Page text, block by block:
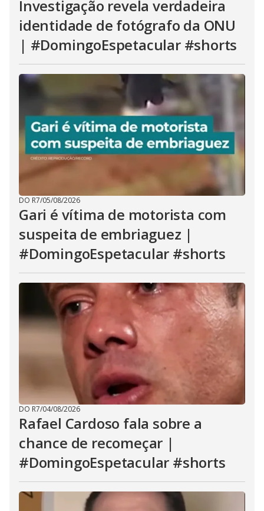
Investigação revela verdadeira
identidade de fotógrafo da ONU
| #DomingoEspetacular #shorts
DO R7/05/08/2026
Gari é vítima de motorista com
suspeita de embriaguez |
#DomingoEspetacular #shorts
DO R7/04/08/2026
Rafael Cardoso fala sobre a
chance de recomeçar |
#DomingoEspetacular #shorts